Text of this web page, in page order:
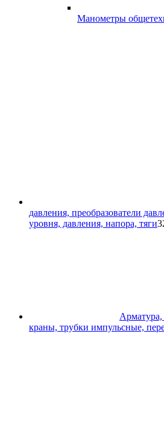
Манометры
давления, преобразователи
уровня, давления, напора, тяги
краны, трубки импульсные,